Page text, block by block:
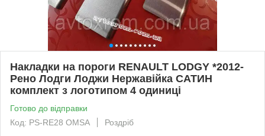
Накладки на пороги RENAULT LODGY *2012-
Рено Лодги Лоджи Нержавійка САТИН
комплект з логотипом 4 одиниці
Готово до відправки
Код: PS-RE28 OMSA
Роздріб